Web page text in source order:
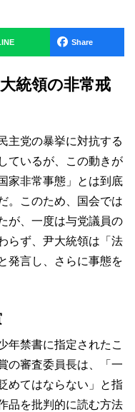
Share
統領の非常戒
主党の暴挙に対抗する
ているが、この動きが
家非常事態」とは到底
。このため、国会では
が、一度は与党議員の
らず、尹大統領は「法
発言し、さらに事態を
年禁書に指定されたこ
の審査委員長は、「一
めてはならない」と指
品を批判的に読む方法